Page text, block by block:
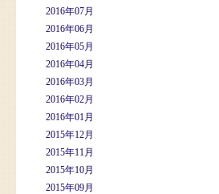
2016年07月
2016年06月
2016年05月
2016年04月
2016年03月
2016年02月
2016年01月
2015年12月
2015年11月
2015年10月
2015年09月